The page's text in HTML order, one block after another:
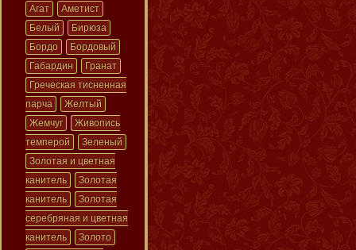
Агат
Аметист
Белый
Бирюза
Бордо
Бордовый
Габардин
Гранат
Греческая тисненная
парча
Желтый
Жемчуг
Живопись
темперой
Зеленый
Золотая и цветная
канитель
Золотая
канитель
Золотая
серебряная и цветная
канитель
Золото